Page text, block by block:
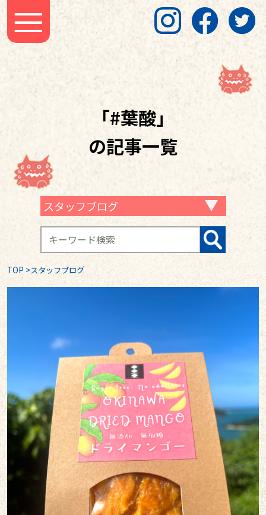
「#葉酸」
の記事一覧
スタッフブログ
TOP >スタッフブログ